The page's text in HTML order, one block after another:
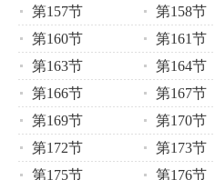
第157节
第158节
第160节
第161节
第163节
第164节
第166节
第167节
第169节
第170节
第172节
第173节
第175节
第176节